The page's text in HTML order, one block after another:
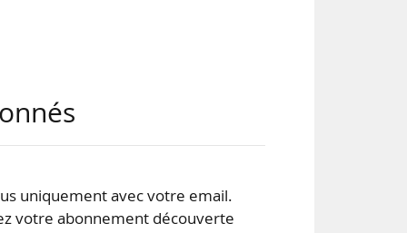
uniquement avec votre email.
votre abonnement découverte